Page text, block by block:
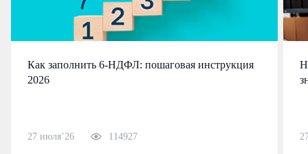
Как заполнить 6-НДФЛ: пошаговая инструкция
2026
27 июля’26 114927